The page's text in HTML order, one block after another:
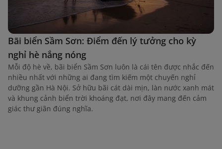
Bãi biển Sầm Sơn: Điểm đến lý tưởng cho kỳ
nghỉ hè nắng nóng
Mỗi độ hè về, bãi biển Sầm Sơn luôn là cái tên được nhắc đến
nhiều nhất với những ai đang tìm kiếm một chuyến nghỉ
dưỡng gần Hà Nội. Sở hữu bãi cát dài mịn, làn nước xanh mát
và khung cảnh biển trời khoáng đạt, nơi đây mang đến cảm
giác thư giãn đúng nghĩa.